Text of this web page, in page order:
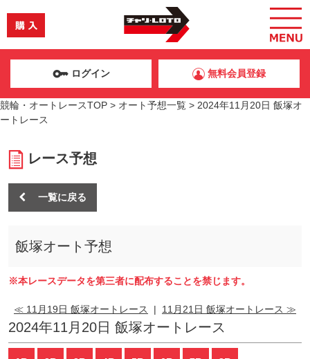
ログイン 無料会員登録
競輪・オートレースTOP > オート予想一覧 > 2024年11月20日 飯塚オ
ートレース
レース予想
一覧に戻る
飯塚オート予想
※本レースデータを第三者に配布することを禁じます。
≪ 11月19日 飯塚オートレース | 11月21日 飯塚オートレース ≫
2024年11月20日 飯塚オートレース